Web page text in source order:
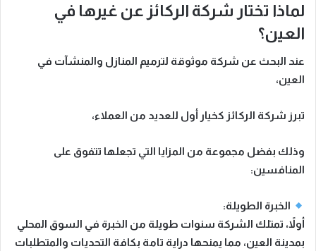
لماذا تختار شركة الركائز عن غيرها في
العين؟
عند البحث عن شركة موثوقة لترميم المنازل والمنشآت في
العين،
تبرز شركة الركائز كخيار أول للعديد من العملاء،
وذلك بفضل مجموعة من المزايا التي تجعلها تتفوق على
المنافسين:
الخبرة الطويلة:
أولاً، تمتلك الشركة سنوات طويلة من الخبرة في السوق المحلي
بمدينة العين، مما يمنحها دراية تامة بكافة التحديات والمتطلبات